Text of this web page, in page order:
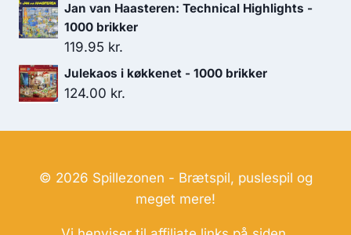
Jan van Haasteren: Technical Highlights -
1000 brikker
119.95 kr.
Julekaos i køkkenet - 1000 brikker
124.00 kr.
© 2026 Spillezonen - Brætspil, puslespil og
meget mere!